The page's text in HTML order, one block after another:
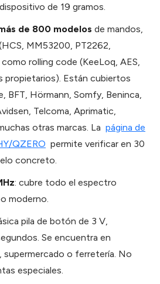
de 19 gramos.
de 800 modelos de mandos,
MM53200, PT2262,
rolling code (KeeLoq, AES,
propietarios). Están cubiertos
BFT, Hörmann, Somfy, Beninca,
Telcoma, Aprimatic,
otras marcas. La página de
QZERO permite verificar en 30
concreto.
: cubre todo el espectro
moderno.
pila de botón de 3 V,
Se encuentra en
supermercado o ferretería. No
especiales.